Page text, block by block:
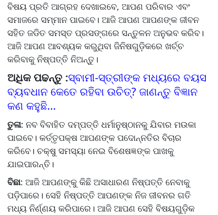
ବିଷୟ ପ୍ରତି ଆଗ୍ରହ ଦେଖାଇବେ, ଆପଣ ପରିବାର ଏବଂ
ସମାଜରେ ସମ୍ମାନ ପାଇବେ। ଆଜି ଆପଣ ଆପଣଙ୍କ ଜୀବନ
ସହିତ ଜଡିତ ସମସ୍ତ ପ୍ରସଙ୍ଗରେ ସନ୍ତୁଳନ ଅନୁଭବ କରିବ।
ଆଜି ଆପଣ ଆବଶ୍ୟକ କରୁଥିବା ଜିନିଷଗୁଡ଼ିକରେ ଖର୍ଚ୍ଚ
କରିବାକୁ ନିଷ୍ପତ୍ତି ନିଅନ୍ତୁ।
ଅଧିକ ପଢନ୍ତୁ :ସ୍ବାମୀ-ସ୍ତ୍ରୀଙ୍କ ମଧ୍ୟରେ ବୟସ
ବ୍ୟବଧାନ କେତେ ରହିବା ଉଚିତ୍? ଜାଣନ୍ତୁ ବିଜ୍ଞାନ
କଣ କହୁଛି...
ତୁଳା: ନବ ବିବାହିତ ଦମ୍ପତ୍ତି ଧର୍ମାନୁଷ୍ଠାନକୁ ଯିବାର ମଉକା
ପାଇବେ। କର୍ତ୍ତୃପକ୍ଷ ଆପଣଙ୍କ ପଦୋନ୍ନତିର ବିଚାର
କରିବେ। ଚକ୍ଷୁ ସମସ୍ୟା ନେଇ ବିଶେଷଜ୍ଞଙ୍କ ପାଖକୁ
ଯାଇପାରନ୍ତି।
ବିଛା: ଆଜି ଆପଣଙ୍କୁ କିଛି ଅସାଧାରଣ ନିଷ୍ପତ୍ତି ନେବାକୁ
ପଡ଼ିପାରେ। ସେହି ନିଷ୍ପତ୍ତି ଆପଣଙ୍କ ନିଜ ଜୀବନର ଗତି
ମଧ୍ୟ ନିର୍ଣ୍ଣୟ କରିପାରେ। ଆଜି ଆପଣ ସେହି ବିଷୟଗୁଡ଼ିକ